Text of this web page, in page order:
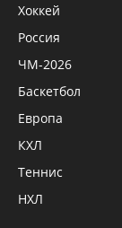
Хоккей
Россия
ЧМ-2026
Баскетбол
Европа
КХЛ
Теннис
НХЛ